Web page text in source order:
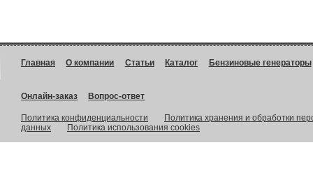
Главная О компании Статьи Каталог Бензиновые генераторы
Онлайн-заказ Вопрос-ответ
Политика конфиденциальности
Политика хранения и обработки
данных
Политика использования cookies